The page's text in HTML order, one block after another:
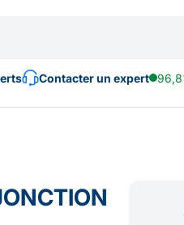
Contacter un expert